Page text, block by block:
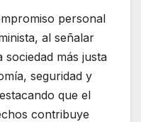
personal
al señalar
más justa
seguridad y
que el
contribuye